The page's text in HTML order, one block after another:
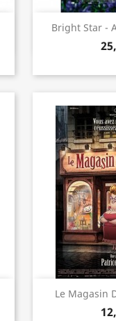
Bright Star -

Le Magasin
